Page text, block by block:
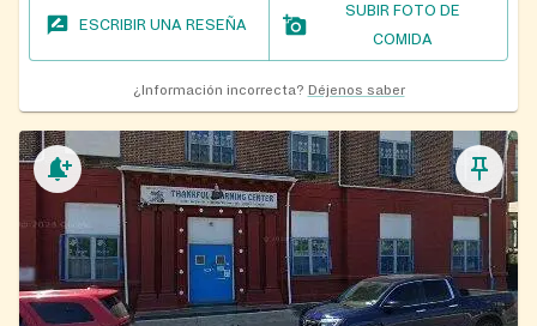
ESCRIBIR UNA RESEÑA
SUBIR FOTO DE
COMIDA
¿Información incorrecta? Déjenos saber